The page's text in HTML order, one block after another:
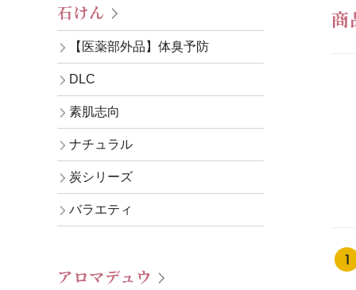
商
石けん
【医薬部外品】体臭予防
DLC
素肌志向
ナチュラル
炭シリーズ
バラエティ
アロマデュウ